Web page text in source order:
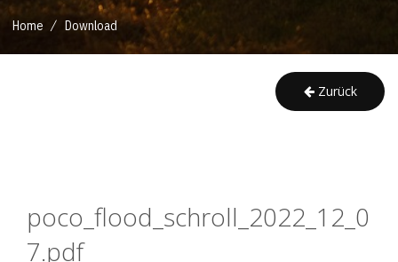
Home / Download
Zurück
poco_flood_schroll_2022_12_0
7.pdf